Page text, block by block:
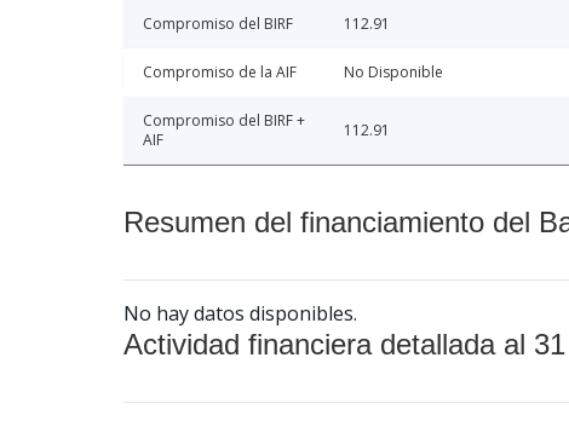
Compromiso del BIRF 112.91
Compromiso de la AIF No Disponible
Compromiso del BIRF +
AIF
112.91
Resumen del financiamiento del
No hay datos disponibles.
Actividad financiera detallada al